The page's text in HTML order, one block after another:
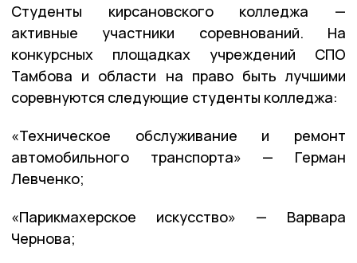
Студенты кирсановского колледжа —
активные участники соревнований. На
конкурсных площадках учреждений СПО
Тамбова и области на право быть лучшими
соревнуются следующие студенты колледжа:
«Техническое обслуживание и ремонт
автомобильного транспорта» — Герман
Левченко;
«Парикмахерское искусство» — Варвара
Чернова;